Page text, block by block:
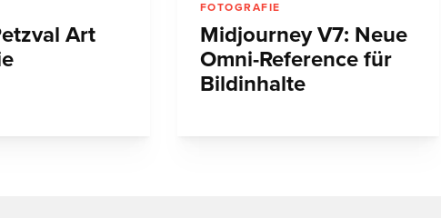
Art
FOTOGRAFIE
Midjourney V7: Neue
Omni-Reference für
Bildinhalte